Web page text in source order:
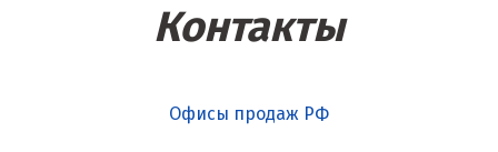
Контакты
Офисы продаж РФ